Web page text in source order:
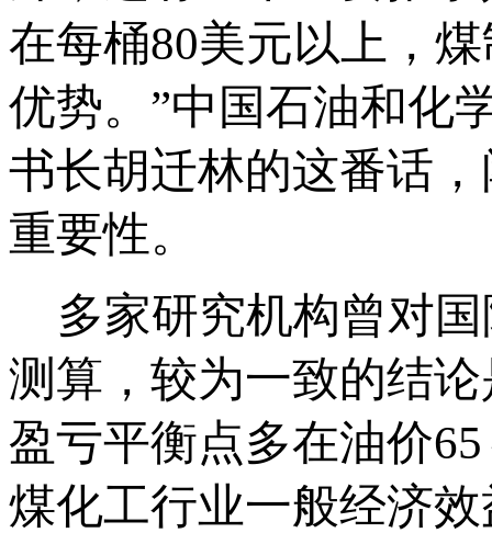
在每桶80美元以上，
优势。”中国石油和化
书长胡迁林的这番话
重要性。
多家研究机构曾对国
测算，较为一致的结
盈亏平衡点多在油价
煤化工行业一般经济